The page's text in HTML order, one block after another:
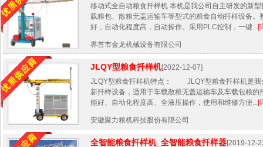
移动式全自动粮食扦样机 本机是我公司自主研发的新
载粮包、散粮无盖运输车等型式的粮食自动扦样设备。
好，自动化程度高，自动操作。采用PLC控制，一键...[
界首市金龙机械设备有限公司
JLQY型粮食扦样机[2022-12-07]
JLQY型粮食扦样机特点： JLQY型粮食扦样机是我
新扦样设备，适用于车载散粮无盖运输车及车载包粮的
能好、自动化程度高、全液压操作，使用和维修方便...[
安徽聚力粮机科技股份有限公司
全智能粮食扦样机_全智能粮食扦样器[2019-12-